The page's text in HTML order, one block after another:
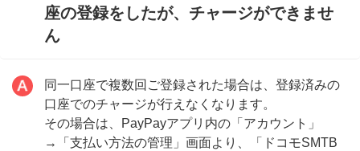
座の登録をしたが、チャージができませ
ん
同一口座で複数回ご登録された場合は、登録済みの
口座でのチャージが行えなくなります。
その場合は、PayPayアプリ内の「アカウント」
→「支払い方法の管理」画面より、「ドコモSMTB